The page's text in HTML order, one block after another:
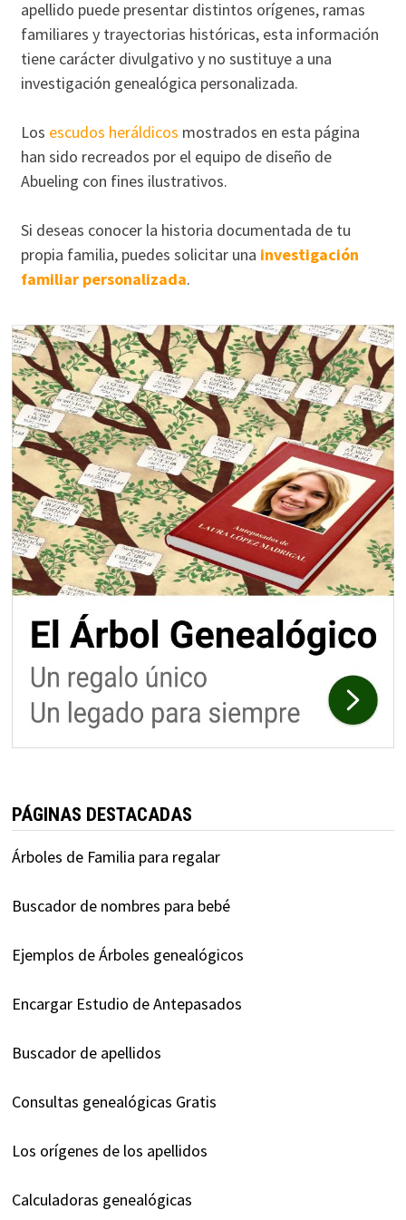
apellido puede presentar distintos orígenes, ramas
familiares y trayectorias históricas, esta información
tiene carácter divulgativo y no sustituye a una
investigación genealógica personalizada.
Los escudos heráldicos mostrados en esta página
han sido recreados por el equipo de diseño de
Abueling con fines ilustrativos.
Si deseas conocer la historia documentada de tu
propia familia, puedes solicitar una investigación
familiar personalizada.
PÁGINAS DESTACADAS
Árboles de Familia para regalar
Buscador de nombres para bebé
Ejemplos de Árboles genealógicos
Encargar Estudio de Antepasados
Buscador de apellidos
Consultas genealógicas Gratis
Los orígenes de los apellidos
Calculadoras genealógicas